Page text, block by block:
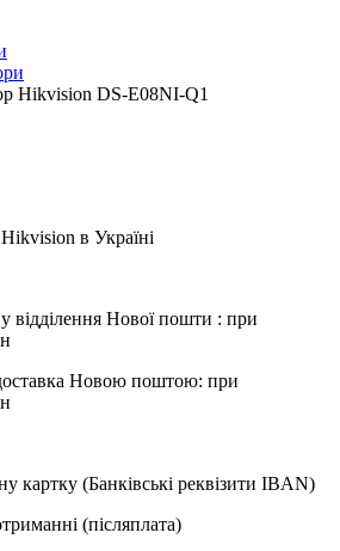
Hikvision DS-E08NI-Q1
Hikvision в Україні
відділення Нової пошти : при
Новою поштою: при
картку (Банківські реквізити IBAN)
(післяплата)